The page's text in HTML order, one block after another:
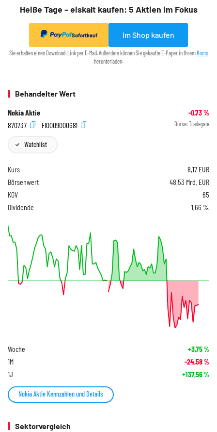
Heiße Tage – eiskalt kaufen: 5 Aktien im Fokus
Sofortkauf Im Shop kaufen
Sie erhalten einen Download-Link per E-Mail. Außerdem können Sie gekaufte E-Paper in Ihrem Konto
herunterladen.
Behandelter Wert
Nokia Aktie -0,73%
870737
FI0009000681 Börse: Tradegate
Watchlist
Kurs 8,17 EUR
Börsenwert
48,53 Mrd. EUR
KGV
65
Dividende
1,66 %
Woche +3,75%
1M -24,58%
1J +137,56%
Nokia Aktie Kennzahlen und Details
Sektorvergleich